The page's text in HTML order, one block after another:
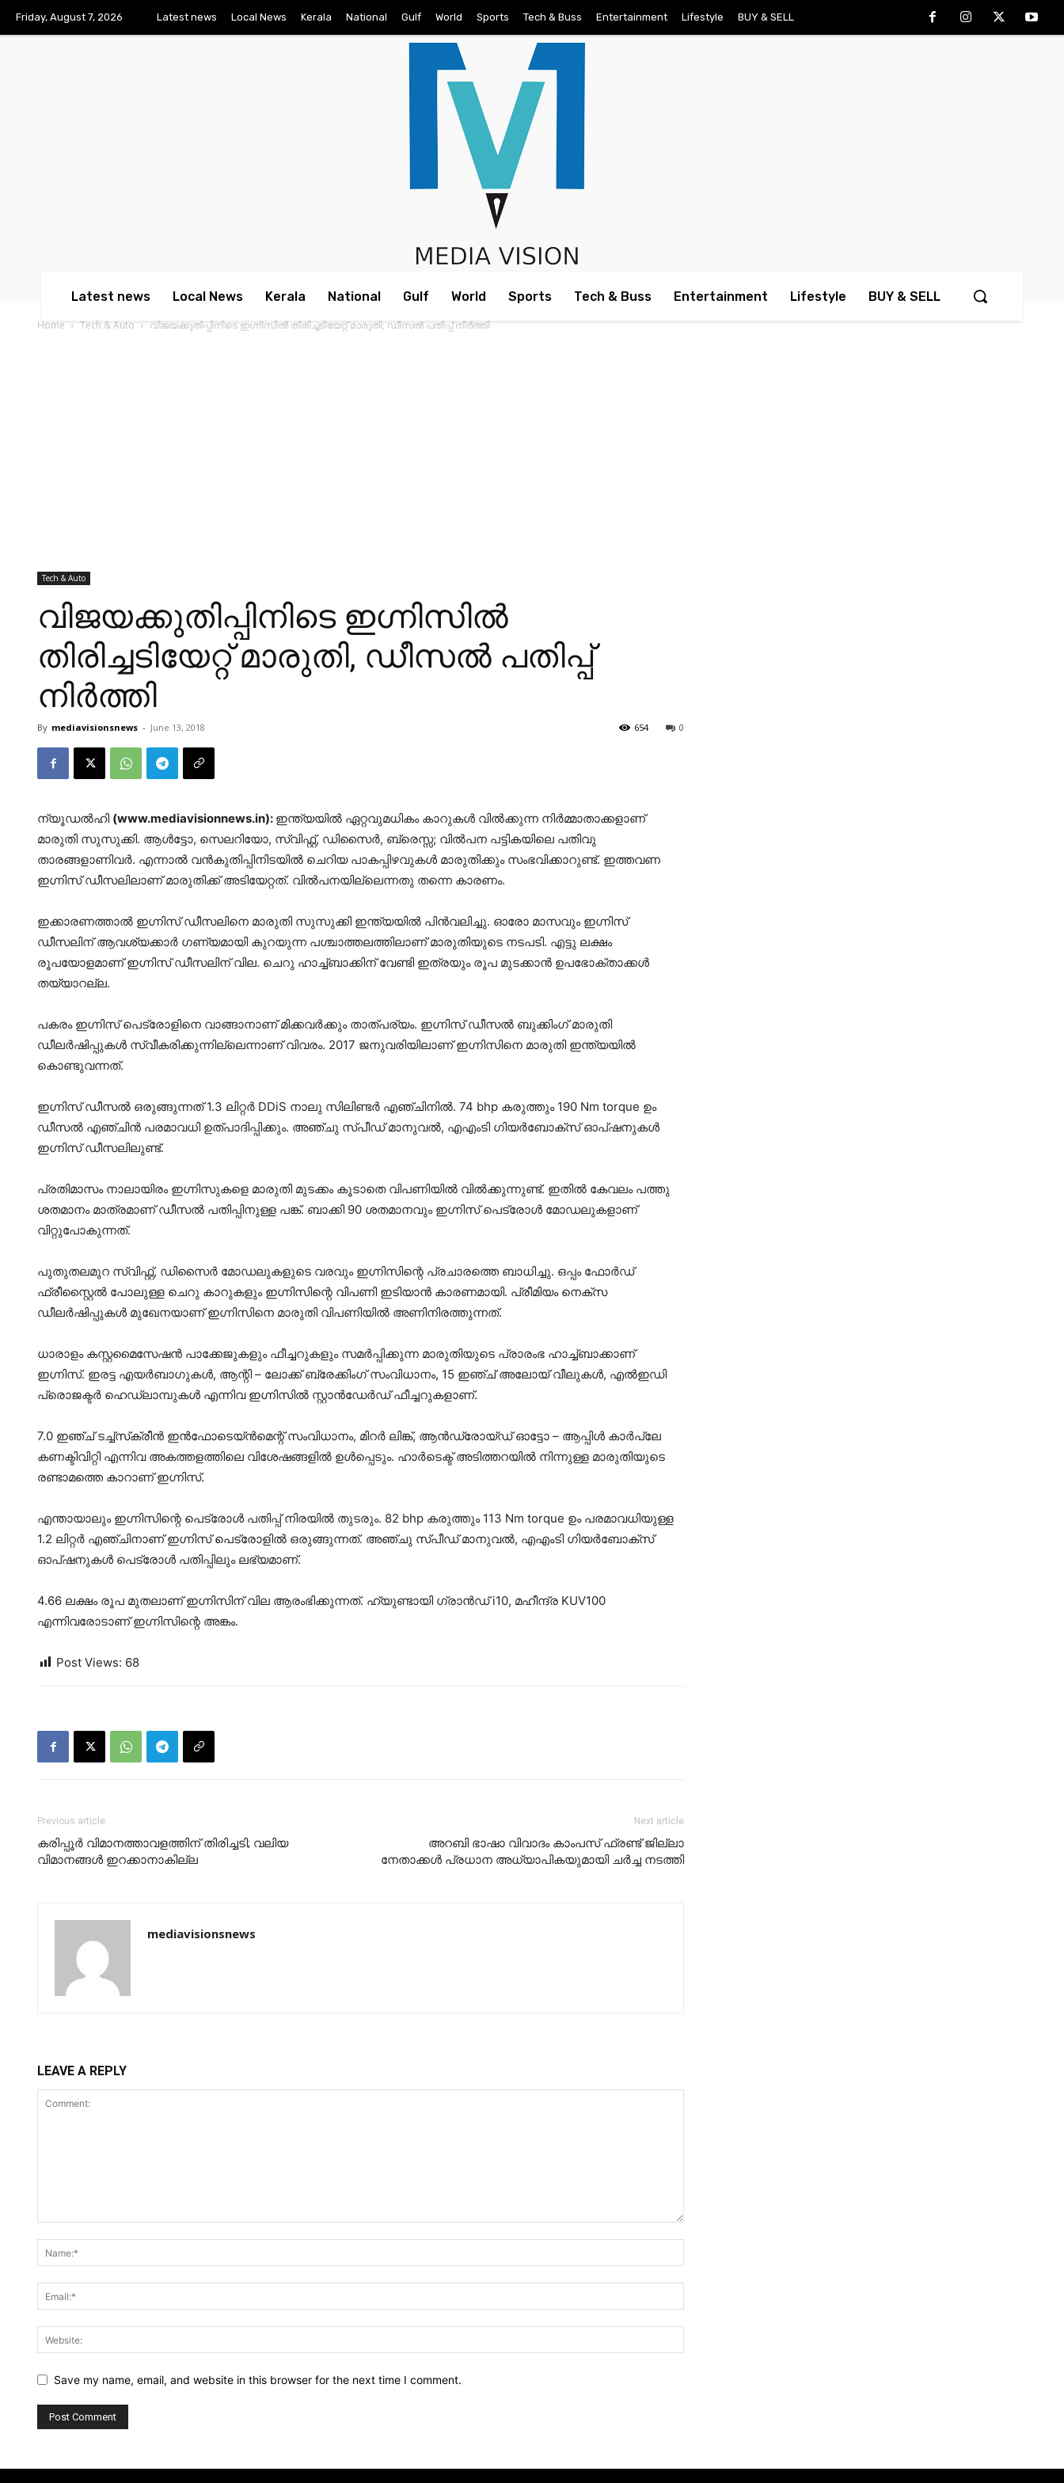
Friday, August 7, 2026 Latest news Local News Kerala National Gulf World Sports Tech & Buss Entertainment Lifestyle BUY & SELL
Latest news Local News Kerala National Gulf World Sports Tech & Buss Entertainment Lifestyle BUY & SELL
Home Tech & Auto വിജയക്കുതിപ്പിനിടെ ഇഗ്നിസില്‍ തിരിച്ചടിയേറ്റ് മാരുതി, ഡീസല്‍ പതിപ്പ് നിര്‍ത്തി
Tech & Auto
വിജയക്കുതിപ്പിനിടെ ഇഗ്നിസില്‍
തിരിച്ചടിയേറ്റ് മാരുതി, ഡീസല്‍ പതിപ്പ്
നിര്‍ത്തി
By mediavisionsnews - June 13, 2018 0
654
ന്യൂഡല്‍ഹി (www.mediavisionnews.in): ഇന്ത്യയില്‍ ഏറ്റവുമധികം കാറുകള്‍ വില്‍ക്കുന്ന നിര്‍മ്മാതാക്കളാണ്
മാരുതി സുസുക്കി. ആള്‍ട്ടോ, സെലറിയോ, സ്വിഫ്റ്റ്, ഡിസൈര്‍, ബ്രെസ്സ; വില്‍പന പട്ടികയിലെ പതിവു
താരങ്ങളാണിവര്‍. എന്നാല്‍ വന്‍കുതിപ്പിനിടയില്‍ ചെറിയ പാകപ്പിഴവുകള്‍ മാരുതിക്കും സംഭവിക്കാറുണ്ട്. ഇത്തവണ
ഇഗ്നിസ് ഡീസലിലാണ് മാരുതിക്ക് അടിയേറ്റത്. വില്‍പനയില്ലെന്നതു തന്നെ കാരണം.
ഇക്കാരണത്താല്‍ ഇഗ്നിസ് ഡീസലിനെ മാരുതി സുസുക്കി ഇന്ത്യയില്‍ പിന്‍വലിച്ചു. ഓരോ മാസവും ഇഗ്നിസ്
ഡീസലിന് ആവശ്യക്കാര്‍ ഗണ്യമായി കുറയുന്ന പശ്ചാത്തലത്തിലാണ് മാരുതിയുടെ നടപടി. എട്ടു ലക്ഷം
രൂപയോളമാണ് ഇഗ്നിസ് ഡീസലിന് വില. ചെറു ഹാച്ച്ബാക്കിന് വേണ്ടി ഇത്രയും രൂപ മുടക്കാന്‍ ഉപഭോക്താക്കള്‍
തയ്യാറല്ല.
പകരം ഇഗ്നിസ് പെട്രോളിനെ വാങ്ങാനാണ് മിക്കവര്‍ക്കും താത്പര്യം. ഇഗ്നിസ് ഡീസല്‍ ബുക്കിംഗ് മാരുതി
ഡീലര്‍ഷിപ്പുകള്‍ സ്വീകരിക്കുന്നില്ലെന്നാണ് വിവരം. 2017 ജനുവരിയിലാണ് ഇഗ്നിസിനെ മാരുതി ഇന്ത്യയില്‍
കൊണ്ടുവന്നത്.
ഇഗ്നിസ് ഡീസല്‍ ഒരുങ്ങുന്നത് 1.3 ലിറ്റര്‍ DDiS നാലു സിലിണ്ടര്‍ എഞ്ചിനില്‍. 74 bhp കരുത്തും 190 Nm torque ഉം
ഡീസല്‍ എഞ്ചിന്‍ പരമാവധി ഉത്പാദിപ്പിക്കും. അഞ്ചു സ്പീഡ് മാനുവല്‍, എഎംടി ഗിയര്‍ബോക്‌സ് ഓപ്ഷനുകള്‍
ഇഗ്നിസ് ഡീസലിലുണ്ട്.
പ്രതിമാസം നാലായിരം ഇഗ്നിസുകളെ മാരുതി മുടക്കം കൂടാതെ വിപണിയില്‍ വില്‍ക്കുന്നുണ്ട്. ഇതില്‍ കേവലം പത്തു
ശതമാനം മാത്രമാണ് ഡീസല്‍ പതിപ്പിനുള്ള പങ്ക്. ബാക്കി 90 ശതമാനവും ഇഗ്നിസ് പെട്രോള്‍ മോഡലുകളാണ്
വിറ്റുപോകുന്നത്.
പുതുതലമുറ സ്വിഫ്റ്റ്, ഡിസൈര്‍ മോഡലുകളുടെ വരവും ഇഗ്നിസിന്റെ പ്രചാരത്തെ ബാധിച്ചു. ഒപ്പം ഫോര്‍ഡ്
ഫ്രീസ്റ്റൈല്‍ പോലുള്ള ചെറു കാറുകളും ഇഗ്നിസിന്റെ വിപണി ഇടിയാന്‍ കാരണമായി. പ്രീമിയം നെക്‌സ
ഡീലര്‍ഷിപ്പുകള്‍ മുഖേനയാണ് ഇഗ്നിസിനെ മാരുതി വിപണിയില്‍ അണിനിരത്തുന്നത്.
ധാരാളം കസ്റ്റമൈസേഷന്‍ പാക്കേജുകളും ഫീച്ചറുകളും സമര്‍പ്പിക്കുന്ന മാരുതിയുടെ പ്രാരംഭ ഹാച്ച്ബാക്കാണ്
ഇഗ്നിസ്. ഇരട്ട എയര്‍ബാഗുകള്‍, ആന്റി – ലോക്ക് ബ്രേക്കിംഗ് സംവിധാനം, 15 ഇഞ്ച് അലോയ് വീലുകള്‍, എല്‍ഇഡി
പ്രൊജക്ടര്‍ ഹെഡ്‌ലാമ്പുകള്‍ എന്നിവ ഇഗ്നിസില്‍ സ്റ്റാന്‍ഡേര്‍ഡ് ഫീച്ചറുകളാണ്.
7.0 ഇഞ്ച് ടച്ച്‌സ്‌ക്രീന്‍ ഇന്‍ഫോടെയ്ന്‍മെന്റ് സംവിധാനം, മിറര്‍ ലിങ്ക്, ആന്‍ഡ്രോയ്ഡ് ഓട്ടോ – ആപ്പിള്‍ കാര്‍പ്ലേ
കണക്ടിവിറ്റി എന്നിവ അകത്തളത്തിലെ വിശേഷങ്ങളില്‍ ഉള്‍പ്പെടും. ഹാര്‍ടെക്ട് അടിത്തറയില്‍ നിന്നുള്ള മാരുതിയുടെ
രണ്ടാമത്തെ കാറാണ് ഇഗ്നിസ്.
എന്തായാലും ഇഗ്നിസിന്റെ പെട്രോള്‍ പതിപ്പ് നിരയില്‍ തുടരും. 82 bhp കരുത്തും 113 Nm torque ഉം പരമാവധിയുള്ള
1.2 ലിറ്റര്‍ എഞ്ചിനാണ് ഇഗ്നിസ് പെട്രോളില്‍ ഒരുങ്ങുന്നത്. അഞ്ചു സ്പീഡ് മാനുവല്‍, എഎംടി ഗിയര്‍ബോക്‌സ്
ഓപ്ഷനുകള്‍ പെട്രോള്‍ പതിപ്പിലും ലഭ്യമാണ്.
4.66 ലക്ഷം രൂപ മുതലാണ് ഇഗ്നിസിന് വില ആരംഭിക്കുന്നത്. ഹ്യുണ്ടായി ഗ്രാന്‍ഡ് i10, മഹീന്ദ്ര KUV100
എന്നിവരോടാണ് ഇഗ്നിസിന്റെ അങ്കം.
Post Views: 68
Previous article
കരിപ്പൂര്‍ വിമാനത്താവളത്തിന് തിരിച്ചടി; വലിയ
വിമാനങ്ങള്‍ ഇറക്കാനാകില്ല
Next article
അറബി ഭാഷാ വിവാദം കാംപസ് ഫ്രണ്ട് ജില്ലാ
നേതാക്കൾ പ്രധാന അധ്യാപികയുമായി ചർച്ച നടത്തി
mediavisionsnews
LEAVE A REPLY
Save my name, email, and website in this browser for the next time I comment.